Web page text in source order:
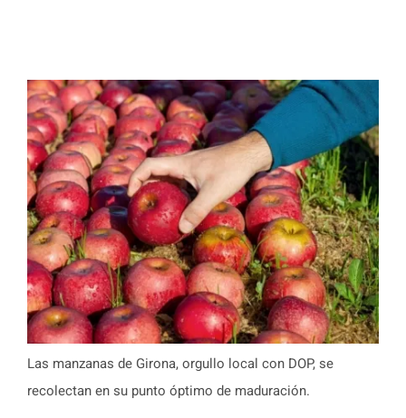
Las manzanas de Girona, orgullo local con DOP, se
recolectan en su punto óptimo de maduración.